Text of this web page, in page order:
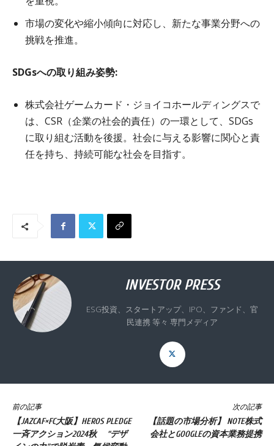
市場の変化や縮小傾向に対応し、新たな事業分野への
挑戦を推進。
SDGsへの取り組み姿勢:
株式会社ゲームカード・ジョイコホールディングスで
は、CSR（企業の社会的責任）の一環として、SDGs
に取り組む活動を後援。社会に与える影響に関心と責
任を持ち、持続可能な社会を目指す。
INVESTOR PRESS
ESG投資、スタートアップ、IPO、ファンド、官
民連携 等々 専門メディア
前の記事
【JAZCAF×FC大阪】HEROS PLEDGE
一斉アクション2024秋 “デザ
次の記事
【話題の市場分析】 NOTE株式
会社とGOOGLEの資本業務提携